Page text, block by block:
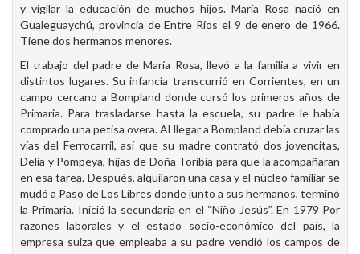
y vigilar la educación de muchos hijos. María Rosa nació en
Gualeguaychú, provincia de Entre Ríos el 9 de enero de 1966.
Tiene dos hermanos menores.
El trabajo del padre de María Rosa, llevó a la familia a vivir en
distintos lugares. Su infancia transcurrió en Corrientes, en un
campo cercano a Bompland donde cursó los primeros años de
Primaria. Para trasladarse hasta la escuela, su padre le había
comprado una petisa overa. Al llegar a Bompland debía cruzar las
vías del Ferrocarril, así que su madre contrató dos jovencitas,
Delia y Pompeya, hijas de Doña Toribia para que la acompañaran
en esa tarea. Después, alquilaron una casa y el núcleo familiar se
mudó a Paso de Los Libres donde junto a sus hermanos, terminó
la Primaria. Inició la secundaria en el “Niño Jesús”. En 1979 Por
razones laborales y el estado socio-económico del país, la
empresa suiza que empleaba a su padre vendió los campos de